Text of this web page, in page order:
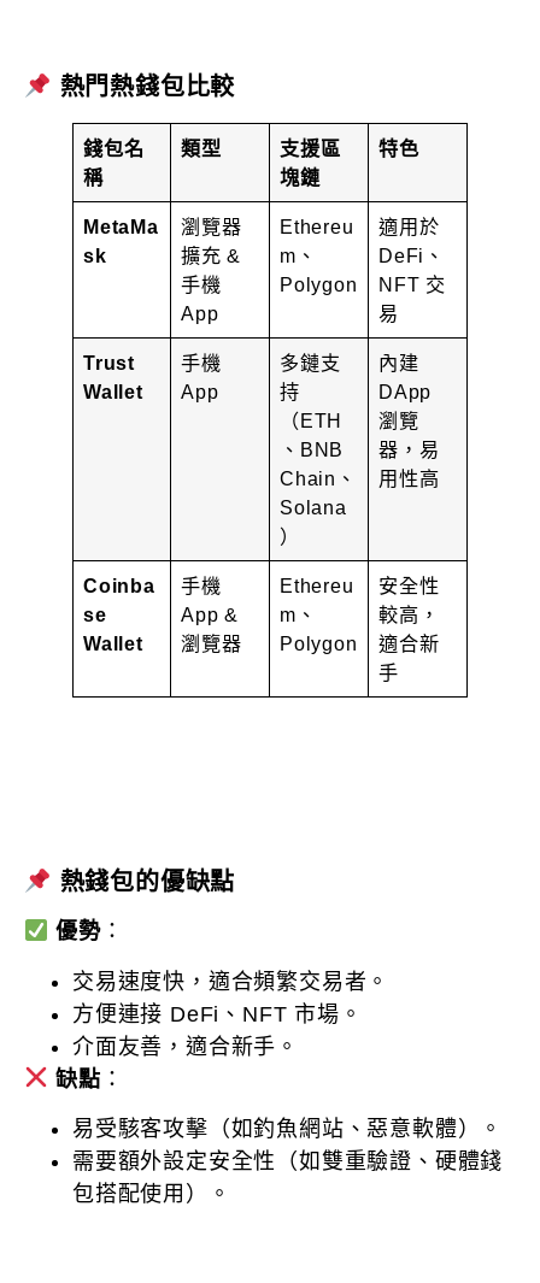
熱門熱錢包比較
錢包名
稱
類型
支援區
塊鏈
特色
MetaMa
sk
瀏覽器
擴充 &
手機
App
Ethereu
m、
Polygon
適用於
DeFi、
NFT 交
易
Trust
Wallet
手機
App
多鏈支
持
（ETH
、BNB
Chain、
Solana
）
內建
DApp
瀏覽
器，易
用性高
Coinba
se
Wallet
手機
App &
瀏覽器
Ethereu
m、
Polygon
安全性
較高，
適合新
手
熱錢包的優缺點
優勢：
交易速度快，適合頻繁交易者。
方便連接 DeFi、NFT 市場。
介面友善，適合新手。
缺點 ：
易受駭客攻擊（如釣魚網站、惡意軟體）。
需要額外設定安全性（如雙重驗證、硬體錢
包搭配使用）。